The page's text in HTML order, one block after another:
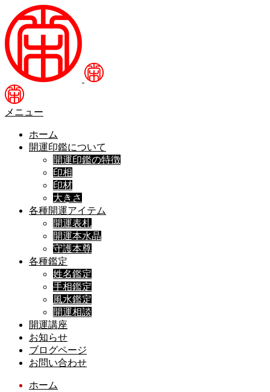
メニュー
ホーム
開運印鑑について
開運印鑑の特徴
印相
印材
大きさ
各種開運アイテム
開運表札
開運本水晶
守護本尊
各種鑑定
姓名鑑定
手相鑑定
風水鑑定
開運相談
開運講座
お知らせ
ブログページ
お問い合わせ
ホーム